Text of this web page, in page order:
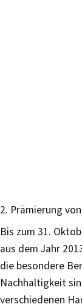
2. Prämierung
Bis zum 31.
aus dem Jahr
die besondere
Nachhaltigkeit
verschiedenen